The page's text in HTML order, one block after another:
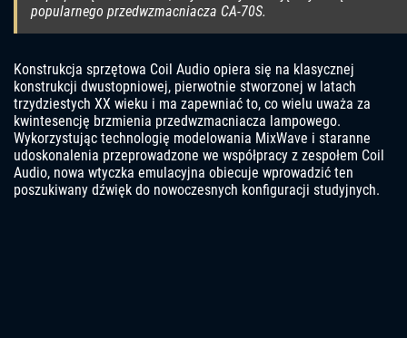
popularnego przedwzmacniacza CA-70S.
Konstrukcja sprzętowa Coil Audio opiera się na klasycznej
konstrukcji dwustopniowej, pierwotnie stworzonej w latach
trzydziestych XX wieku i ma zapewniać to, co wielu uważa za
kwintesencję brzmienia przedwzmacniacza lampowego.
Wykorzystując technologię modelowania MixWave i staranne
udoskonalenia przeprowadzone we współpracy z zespołem Coil
Audio, nowa wtyczka emulacyjna obiecuje wprowadzić ten
poszukiwany dźwięk do nowoczesnych konfiguracji studyjnych.